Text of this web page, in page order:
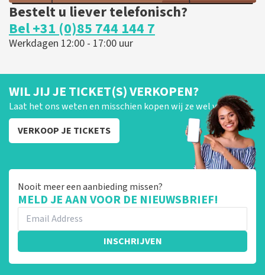
Bestelt u liever telefonisch?
Bel +31 (0)85 744 144 7
Werkdagen 12:00 - 17:00 uur
WIL JIJ JE TICKET(S) VERKOPEN?
Laat het ons weten en misschien kopen wij ze wel van je!
VERKOOP JE TICKETS
Nooit meer een aanbieding missen?
MELD JE AAN VOOR DE NIEUWSBRIEF!
INSCHRIJVEN